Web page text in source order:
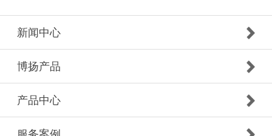
新闻中心
博扬产品
产品中心